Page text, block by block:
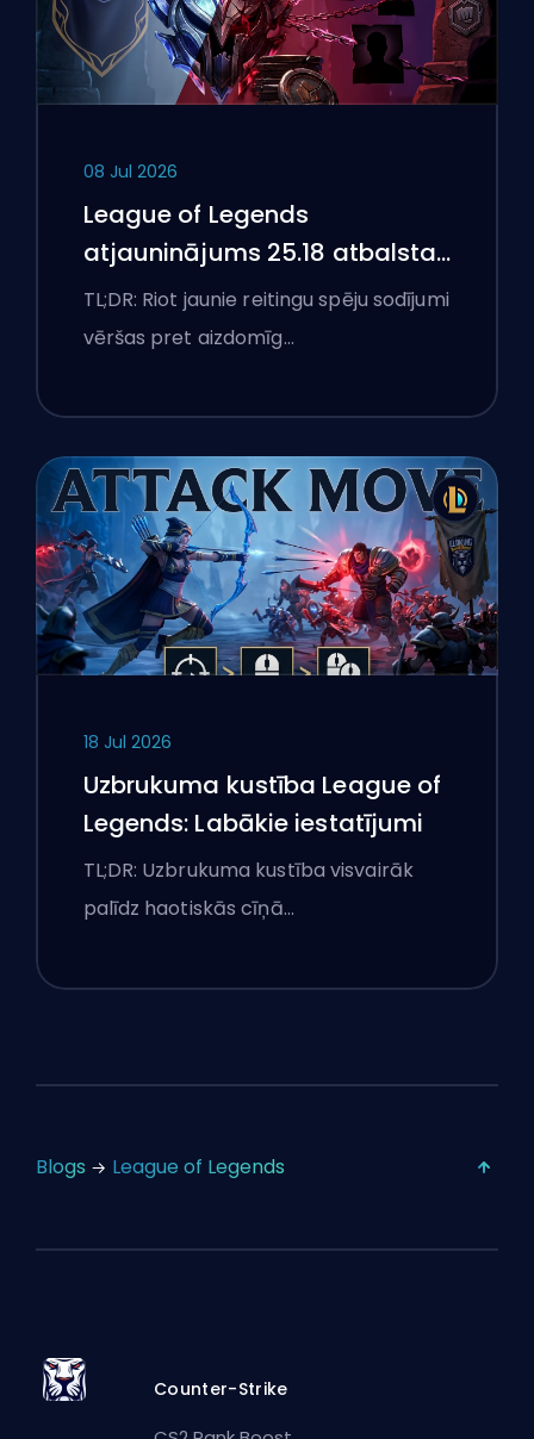
08 Jul 2026
League of Legends
atjauninājums 25.18 atbalsta
aizliegumus un boostēšanas
karogus
TL;DR: Riot jaunie reitingu spēju sodījumi
vēršas pret aizdomīg…
18 Jul 2026
Uzbrukuma kustība League of
Legends: Labākie iestatījumi
TL;DR: Uzbrukuma kustība visvairāk
palīdz haotiskās cīņā…
Blogs League of Legends
Counter-Strike